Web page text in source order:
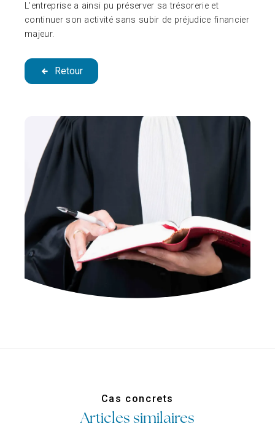
L'entreprise a ainsi pu préserver sa trésorerie et
continuer son activité sans subir de préjudice financier
majeur.
Retour
Cas concrets
Articles similaires